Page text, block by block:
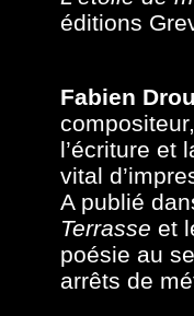
éditions
Fabien
compositeur,
l’écriture et
vital
A publié
Terrasse et
poésie au
arrêts de